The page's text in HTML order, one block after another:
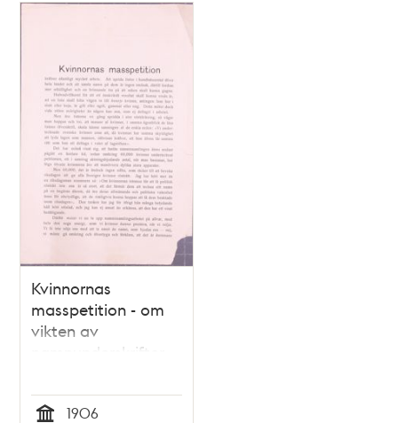
Kvinnornas
masspetition - om
vikten av
namnunderskrifter
1906
1906